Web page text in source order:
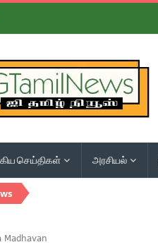
செய்திகள் அரசியல்
Madhavan